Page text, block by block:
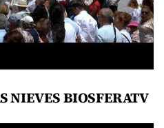
NIEVES BIOSFERATV